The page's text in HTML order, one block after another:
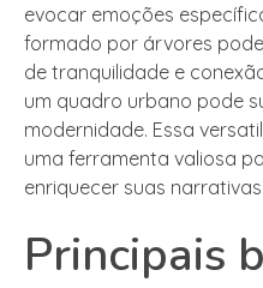
evocar emoções
formado por árvores
de tranquilidade e
um quadro urbano pode
modernidade. Essa
uma ferramenta valiosa
enriquecer suas narrativas
Principais